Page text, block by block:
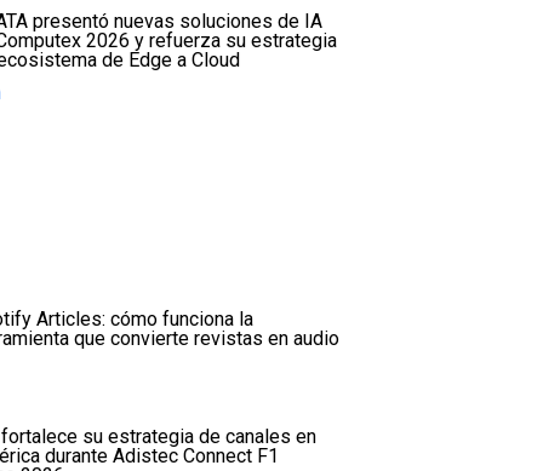
presentó nuevas soluciones de IA
2026 y refuerza su estrategia
de Edge a Cloud
Articles: cómo funciona la
que convierte revistas en audio
su estrategia de canales en
durante Adistec Connect F1